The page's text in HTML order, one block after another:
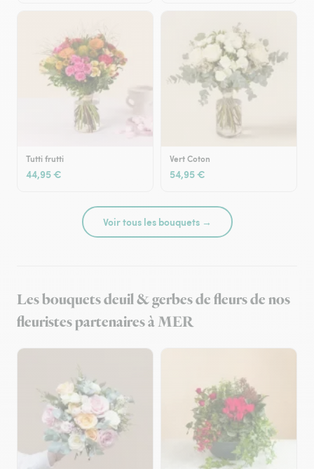
Tutti frutti
44,95 €
Vert Coton
54,95 €
Voir tous les bouquets →
Les bouquets deuil & gerbes de fleurs de nos
fleuristes partenaires à MER